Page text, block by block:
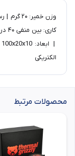
الکتریکی
محصولات مرتبط